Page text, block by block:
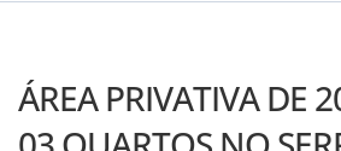
ÁREA PRIVATIVA DE